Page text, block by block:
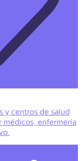
y centros de salud
médicos, enfermería